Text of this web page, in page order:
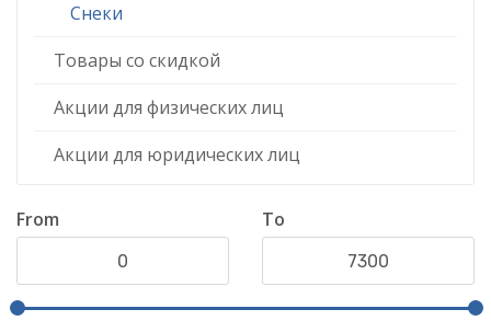
Снеки
Товары со скидкой
Акции для физических лиц
Акции для юридических лиц
From To